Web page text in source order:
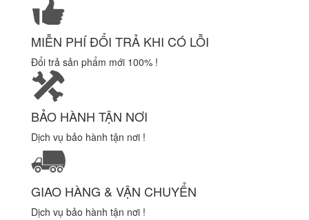
MIỄN PHÍ ĐỔI TRẢ KHI CÓ LỖI
Đổi trả sản phẩm mới 100% !
BẢO HÀNH TẬN NƠI
Dịch vụ bảo hành tận nơi !
GIAO HÀNG & VẬN CHUYỂN
Dịch vụ bảo hành tận nơi !